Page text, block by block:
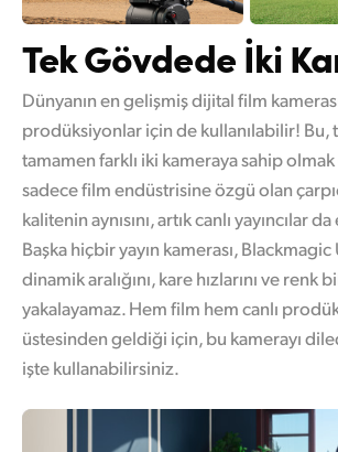
UAE
Ukraine
United Kingdom
United States
Tek Gövdede İki
Dünyanın en gelişmiş dijital film
prodüksiyonlar için de kullanılabilir! Bu,
tamamen farklı iki kameraya sahip
sadece film endüstrisine özgü olan
kalitenin aynısını, artık canlı yayıncılar
Başka hiçbir yayın kamerası,
dinamik aralığını, kare hızlarını ve renk
yakalayamaz. Hem film hem canlı
üstesinden geldiği için, bu kamerayı
işte kullanabilirsiniz.